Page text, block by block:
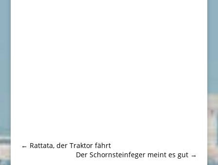
← Rattata, der Traktor fährt
Der Schornsteinfeger meint es gut →